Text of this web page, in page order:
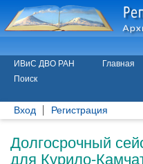
ИВиС ДВО РАН Главная
Поиск
Вход Регистрация
Долгосрочный
для Курило-